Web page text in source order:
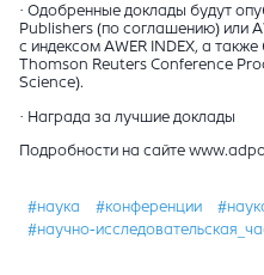
· Одобренные доклады будут
Publishers (по соглашению) или
с индексом AWER INDEX, а также
Thomson Reuters Conference
Science).
· Награда за лучшие доклады
Подробности на сайте
#наука #конференции
#научно-